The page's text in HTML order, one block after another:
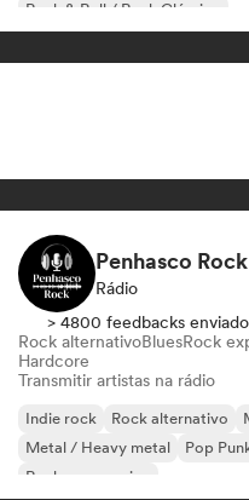
Rock & Roll / Rock Clássico
Penhasco Rock
Rádio
> 4800 feedbacks
Rock alternativoBluesRock
Hardcore
Transmitir artistas na rádio
Indie rock Rock alternativo
Metal / Heavy metal
Pop
Rock progressivo